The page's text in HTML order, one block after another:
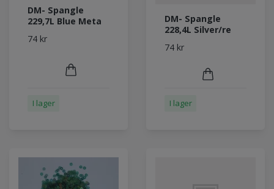
DM- Spangle
229,7L Blue Meta
74 kr
I lager
DM- Spangle
228,4L Silver/re
74 kr
I lager